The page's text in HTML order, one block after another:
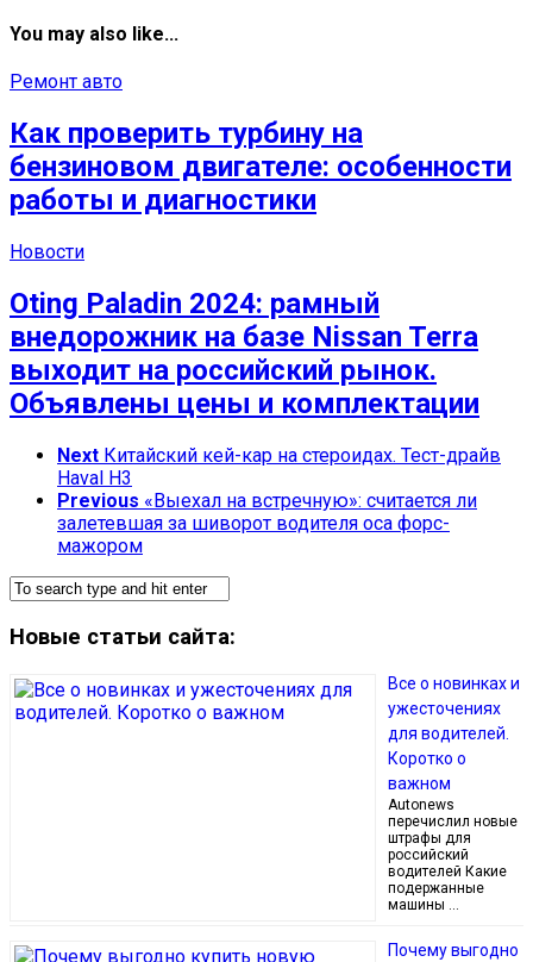
You may also like...
Ремонт авто
Как проверить турбину на
бензиновом двигателе: особенности
работы и диагностики
Новости
Oting Paladin 2024: рамный
внедорожник на базе Nissan Terra
выходит на российский рынок.
Объявлены цены и комплектации
Next Китайский кей-кар на стероидах. Тест-драйв
Haval H3
Previous «Выехал на встречную»: считается ли
залетевшая за шиворот водителя оса форс-
мажором
Новые статьи сайта:
Все о новинках и
ужесточениях
для водителей.
Коротко о
важном
Autonews
перечислил новые
штрафы для
российский
водителей Какие
подержанные
машины …
Почему выгодно